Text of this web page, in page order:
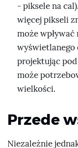
- piksele na
więcej pikseli
może
wyświetlanego
projektując
może
wielkości.
Przede
Niezależnie